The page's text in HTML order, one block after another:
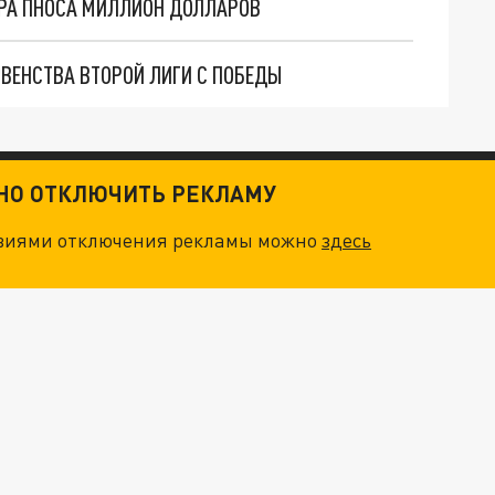
ПНОСА МИЛЛИОН ДОЛЛАРОВ
ВТОРОЙ ЛИГИ С ПОБЕДЫ
ОТКЛЮЧИТЬ РЕКЛАМУ
отключения рекламы можноздесь